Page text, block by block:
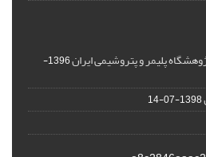
پلیمر و پتروشیمی ایران
1396-
1398-07-14